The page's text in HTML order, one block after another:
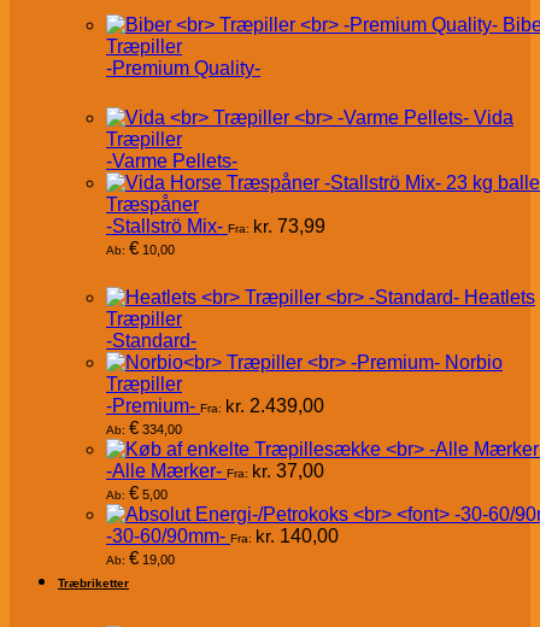
Træpiller
-Premium Quality-
Vida
Træpiller
-Varme Pellets-
Træspåner
-Stallströ Mix- Fra: kr. 73,99
Ab: € 10,00
Heatlets
Træpiller
-Standard-
Norbio
Træpiller
-Premium- Fra: kr. 2.439,00
Ab: € 334,00
-Alle Mærker- Fra: kr. 37,00
Ab: € 5,00
-30-60/90mm- Fra: kr. 140,00
Ab: € 19,00
Træbriketter